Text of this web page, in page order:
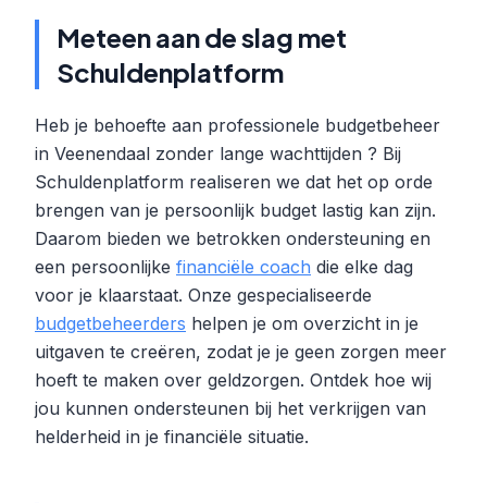
Meteen aan de slag met
Schuldenplatform
Heb je behoefte aan professionele budgetbeheer
in Veenendaal zonder lange wachttijden ? Bij
Schuldenplatform realiseren we dat het op orde
brengen van je persoonlijk budget lastig kan zijn.
Daarom bieden we betrokken ondersteuning en
een persoonlijke financiële coach die elke dag
voor je klaarstaat. Onze gespecialiseerde
budgetbeheerders helpen je om overzicht in je
uitgaven te creëren, zodat je je geen zorgen meer
hoeft te maken over geldzorgen. Ontdek hoe wij
jou kunnen ondersteunen bij het verkrijgen van
helderheid in je financiële situatie.